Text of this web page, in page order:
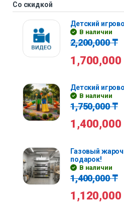
Со скидкой
Детский
В наличии
2,200,000₸
1,700,000
Детский
В наличии
1,750,000₸
1,400,000
Газовый
подарок!
В наличии
1,400,000₸
1,120,000